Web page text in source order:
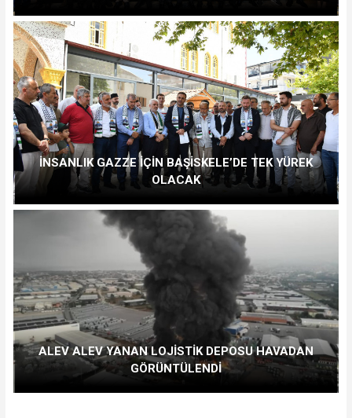
İNSANLIK GAZZE İÇİN BAŞİSKELE’DE TEK YÜREK
OLACAK
ALEV ALEV YANAN LOJİSTİK DEPOSU HAVADAN
GÖRÜNTÜLENDİ